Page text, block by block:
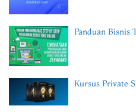
Panduan Bisnis
Kursus Private